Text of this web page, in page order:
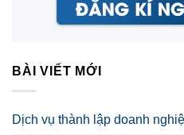
BÀI VIẾT MỚI
Dịch vụ thành lập doanh